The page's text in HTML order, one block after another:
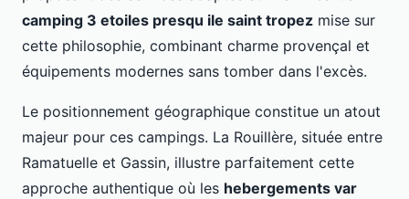
camping 3 etoiles presqu ile saint tropez mise sur
cette philosophie, combinant charme provençal et
équipements modernes sans tomber dans l'excès.
Le positionnement géographique constitue un atout
majeur pour ces campings. La Rouillère, située entre
Ramatuelle et Gassin, illustre parfaitement cette
approche authentique où les hebergements var